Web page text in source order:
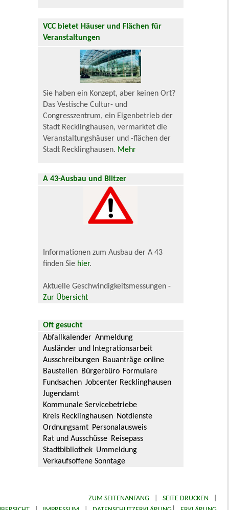
VCC bietet Häuser und Flächen für
Veranstaltungen
Sie haben ein Konzept, aber keinen Ort?
Das Vestische Cultur- und
Congresszentrum, ein Eigenbetrieb der
Stadt Recklinghausen, vermarktet die
Veranstaltungshäuser und -flächen der
Stadt Recklinghausen. Mehr
A 43-Ausbau und Blitzer
Informationen zum Ausbau der A 43
finden Sie hier.
Aktuelle Geschwindigkeitsmessungen -
Zur Übersicht
Oft gesucht
Abfallkalender Anmeldung
Ausländer und Integrationsarbeit
Ausschreibungen Bauanträge online
Baustellen Bürgerbüro Formulare
Fundsachen Jobcenter Recklinghausen
Jugendamt
Kommunale Servicebetriebe
Kreis Recklinghausen Notdienste
Ordnungsamt Personalausweis
Rat und Ausschüsse Reisepass
Stadtbibliothek Ummeldung
Verkaufsoffene Sonntage
ZUM SEITENANFANG SEITE DRUCKEN